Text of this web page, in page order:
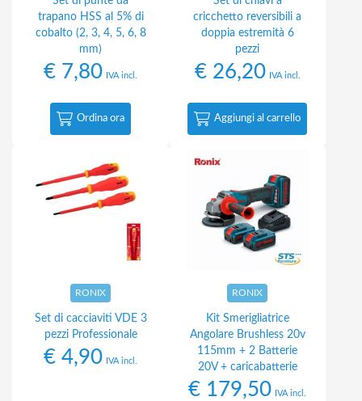
trapano HSS al 5% di
cobalto (2, 3, 4, 5, 6, 8
mm)
€ 7,80 IVA incl.
Ordina ora
cricchetto reversibili a
doppia estremità 6
pezzi
€26,20 IVA incl.
Aggiungi al carrello
RONIX
Set di cacciaviti VDE 3
pezzi Professionale
€ 4,90 IVA incl.
RONIX
Kit Smerigliatrice
Angolare Brushless 20v
115mm + 2 Batterie
20V + caricabatterie
€ 179,50 IVA incl.